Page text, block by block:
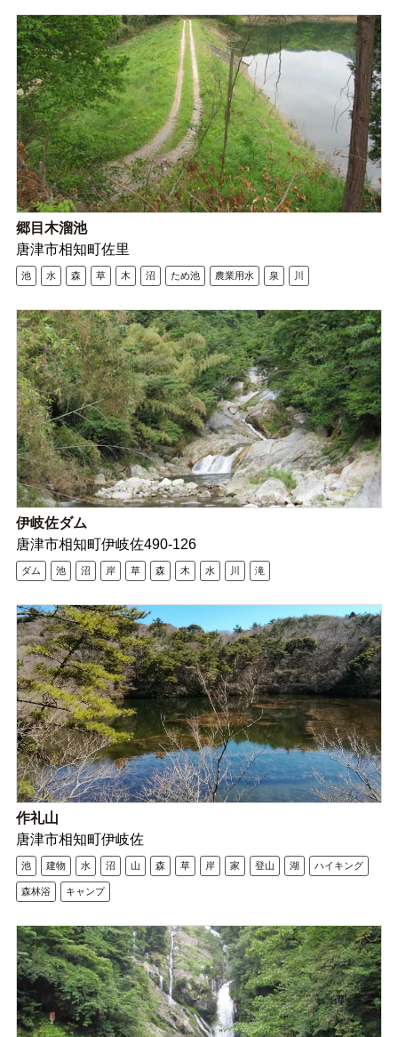
郷目木溜池
唐津市相知町佐里
池 水 森 草 木 沼 ため池 農業用水 泉 川
伊岐佐ダム
唐津市相知町伊岐佐490-126
ダム 池 沼 岸 草 森 木 水 川 滝
作礼山
唐津市相知町伊岐佐
池 建物 水 沼 山 森 草 岸 家 登山 湖 ハイキング
森林浴 キャンプ